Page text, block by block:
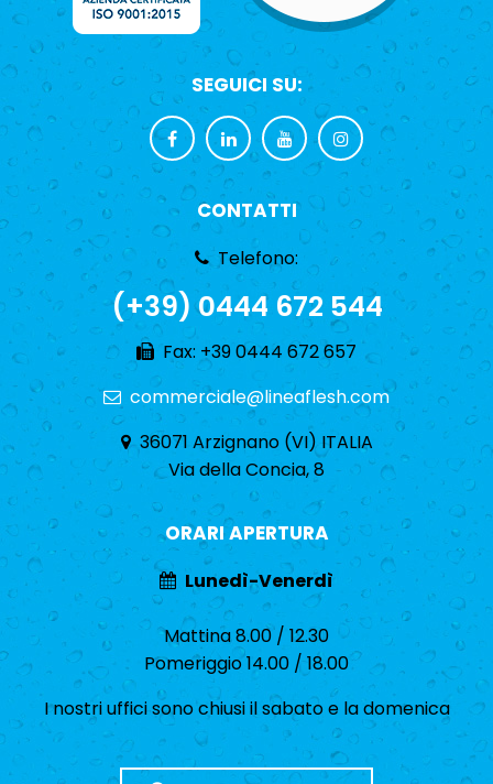
SEGUICI SU:
CONTATTI
Telefono:
(+39) 0444 672 544
Fax: +39 0444 672 657
commerciale@lineaflesh.com
36071 Arzignano (VI) ITALIA
Via della Concia, 8
ORARI APERTURA
Lunedì-Venerdì
Mattina 8.00 / 12.30
Pomeriggio 14.00 / 18.00
I nostri uffici sono chiusi il sabato e la domenica